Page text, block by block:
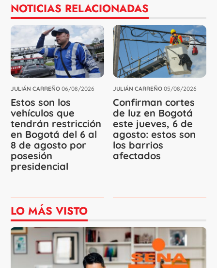
NOTICIAS RELACIONADAS
JULIÁN CARREÑO 06/08/2026
Estos son los
vehículos que
tendrán restricción
en Bogotá del 6 al
8 de agosto por
posesión
presidencial
JULIÁN CARREÑO 05/08/2026
Confirman cortes
de luz en Bogotá
este jueves, 6 de
agosto: estos son
los barrios
afectados
LO MÁS VISTO